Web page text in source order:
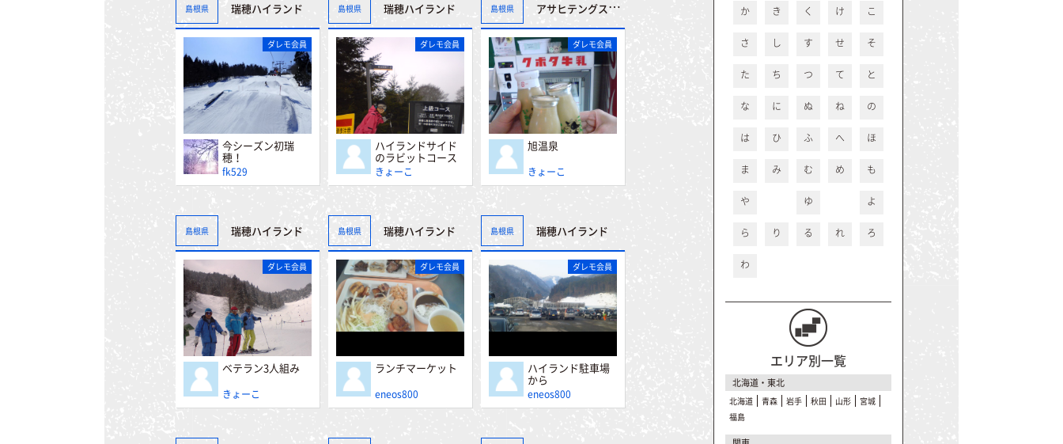
島根県 瑞穂ハイランド
ダレモ会員
今シーズン初瑞
穂！
fk529
島根県 瑞穂ハイランド
ダレモ会員
ハイランドサイド
のラビットコース
きょーこ
島根県 アサヒテングストン
ダレモ会員
旭温泉
きょーこ
島根県 瑞穂ハイランド
ダレモ会員
ベテラン3人組み
きょーこ
島根県 瑞穂ハイランド
ダレモ会員
ランチマーケット
eneos800
島根県 瑞穂ハイランド
ダレモ会員
ハイランド駐車場
から
eneos800
か き く け こ
さ し す せ そ
た ち つ て と
な に ぬ ね の
は ひ ふ へ ほ
ま み む め も
や ゆ よ
ら り る れ ろ
わ
エリア別一覧
北海道・東北
北海道 青森 岩手 秋田 山形
宮城
福島